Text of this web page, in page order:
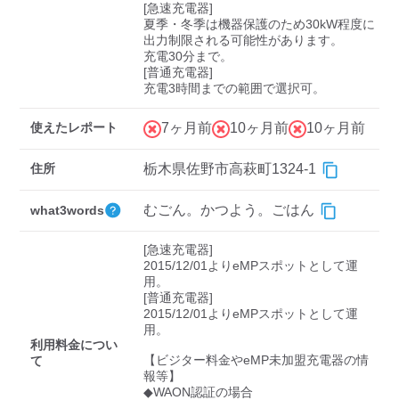
[急速充電器]
夏季・冬季は機器保護のため30kW程度に
出力制限される可能性があります。
充電30分まで。
[普通充電器]
充電3時間までの範囲で選択可。
使えたレポート 7ヶ月前 10ヶ月前 10ヶ月前
住所 栃木県佐野市高萩町1324-1
what3words むごん。かつよう。ごはん
利用料金につい
て
[急速充電器]
2015/12/01よりeMPスポットとして運
用。
[普通充電器]
2015/12/01よりeMPスポットとして運
用。
【ビジター料金やeMP未加盟充電器の情
報等】
◆WAON認証の場合